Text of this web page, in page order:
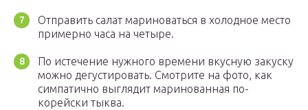
Отправить салат мариноваться в холодное место
примерно часа на четыре.
По истечение нужного времени вкусную закуску
можно дегустировать. Смотрите на фото, как
симпатично выглядит маринованная по-
корейски тыква.